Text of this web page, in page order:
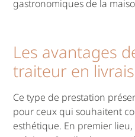
gastronomiques de la
Les avantages
traiteur en
Ce type de prestation
pour ceux qui souhaitent
esthétique. En premier lieu,